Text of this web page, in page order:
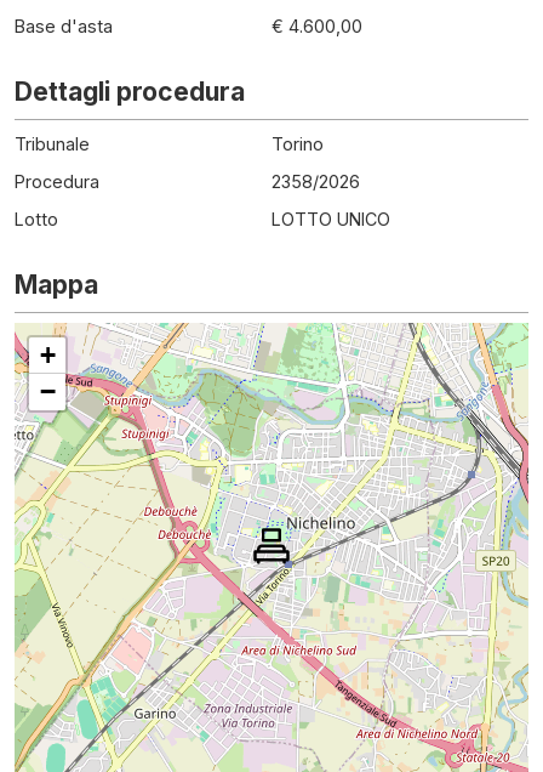
Base d'asta
€ 4.600,00
Dettagli procedura
Tribunale
Torino
Procedura
2358/2026
Lotto
LOTTO UNICO
Mappa
+
−